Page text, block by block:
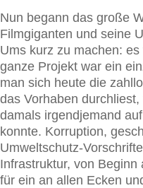
Nun begann das große
Filmgiganten und seine
Ums kurz zu machen:
ganze Projekt war ein
man sich heute die
das Vorhaben
damals irgendjemand
konnte. Korruption,
Umweltschutz-
Infrastruktur, von
für ein an allen Ecken